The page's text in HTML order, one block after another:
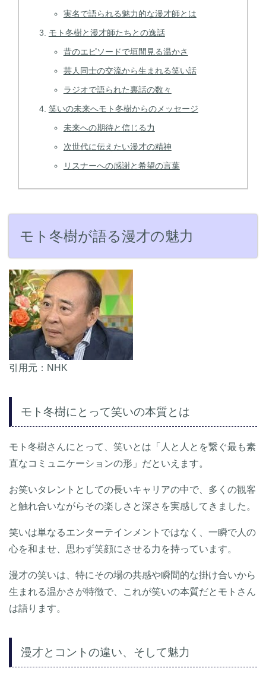
実名で語られる魅力的な漫才師とは
モト冬樹と漫才師たちとの逸話
昔のエピソードで垣間見る温かさ
芸人同士の交流から生まれる笑い話
ラジオで語られた裏話の数々
笑いの未来へモト冬樹からのメッセージ
未来への期待と信じる力
次世代に伝えたい漫才の精神
リスナーへの感謝と希望の言葉
モト冬樹が語る漫才の魅力
引用元：NHK
モト冬樹にとって笑いの本質とは
モト冬樹さんにとって、笑いとは「人と人とを繋ぐ最も素
直なコミュニケーションの形」だといえます。
お笑いタレントとしての長いキャリアの中で、多くの観客
と触れ合いながらその楽しさと深さを実感してきました。
笑いは単なるエンターテインメントではなく、一瞬で人の
心を和ませ、思わず笑顔にさせる力を持っています。
漫才の笑いは、特にその場の共感や瞬間的な掛け合いから
生まれる温かさが特徴で、これが笑いの本質だとモトさん
は語ります。
漫才とコントの違い、そして魅力